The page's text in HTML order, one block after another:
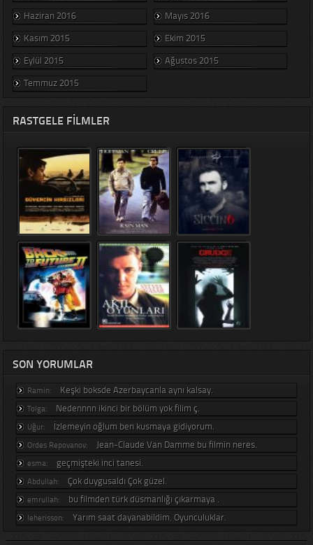
Haziran 2016
Mayıs 2016
Kasım 2015
Ekim 2015
Eylül 2015
Ağustos 2015
Temmuz 2015
RASTGELE FILMLER
SON YORUMLAR
Ramin: Keşki boksde Azerbaycanla aynı kalsay.
Tolga: Nedennnn ikinci bir bölüm yok filim ç.
Uğur: İzlemeyin oğlum ben kusmaya gidiyorum.
Ordes Repovanov: Jean-Claude Van Damme bu filmin neres.
esma: geçmişteki inci tanesi.
Abdullah: Çok duygusaldı Çok güzel.
emrullah: bu filmden türk düsmanlığı çıkarmaya .
leherisson: Yarım saat dayanabildim. Oyunculuklar.